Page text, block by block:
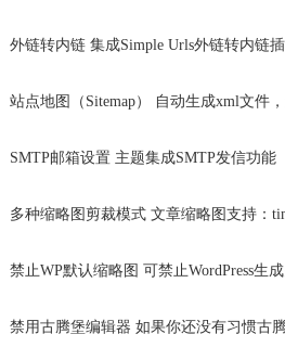
外链转内链 集成Simple Urls外链转内链
站点地图（Sitemap） 自动生成xml文件
SMTP邮箱设置 主题集成SMTP发信功
多种缩略图剪裁模式 文章缩略图支持：
禁止WP默认缩略图 可禁止WordPress生
禁用古腾堡编辑器 如果你还没有习惯古